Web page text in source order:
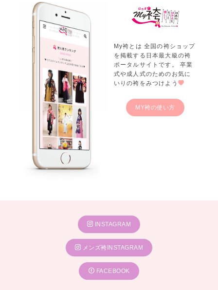
My袴とは 全国の袴ショップ
を掲載する日本最大級の袴
ポータルサイトです。 卒業
式や成人式のためのお気に
いりの袴をみつけよう
MY袴の使い方
INSTAGRAM
メンズ袴INSTAGRAM
FACEBOOK